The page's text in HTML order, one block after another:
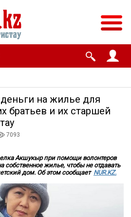
на жилье для
братьев и их старшей
7093
Акшукыр при помощи волонтеров
собственное жилье, чтобы не отдавать
дом. Об этом сообщает NUR.KZ.